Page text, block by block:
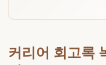
커리어 회고록